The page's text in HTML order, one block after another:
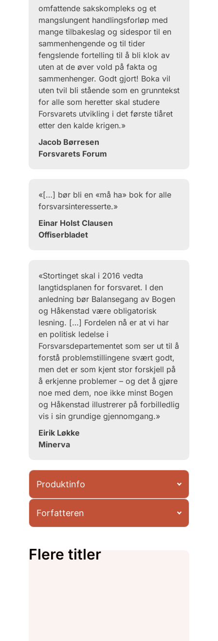
omfattende sakskompleks og et
mangslungent handlingsforløp med
mange tilbakeslag og sidespor til en
sammenhengende og til tider
fengslende fortelling til å bli klok av
uten at de øver vold på fakta og
sammenhenger. Godt gjort! Boka vil
uten tvil bli stående som en grunntekst
for alle som heretter skal studere
Forsvarets utvikling i det første tiåret
etter den kalde krigen.»
Jacob Børresen
Forsvarets Forum
«[…] bør bli en «må ha» bok for alle
forsvarsinteresserte.»
Einar Holst Clausen
Offiserbladet
«Stortinget skal i 2016 vedta
langtidsplanen for forsvaret. I den
anledning bør Balansegang av Bogen
og Håkenstad være obligatorisk
lesning. […] Fordelen nå er at vi har
en politisk ledelse i
Forsvarsdepartementet som ser ut til å
forstå problemstillingene svært godt,
men det er som kjent stor forskjell på
å erkjenne problemer – og det å gjøre
noe med dem, noe ikke minst Bogen
og Håkenstad illustrerer på forbilledlig
vis i sin grundige gjennomgang.»
Eirik Løkke
Minerva
Produktinfo
Forfatteren
Flere titler